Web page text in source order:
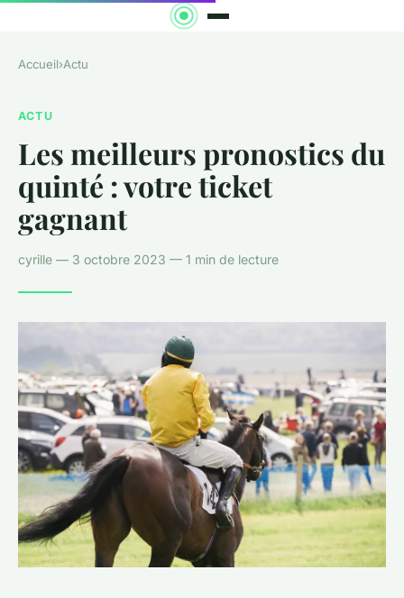
Accueil›Actu
ACTU
Les meilleurs pronostics du
quinté : votre ticket
gagnant
cyrille — 3 octobre 2023 — 1 min de lecture